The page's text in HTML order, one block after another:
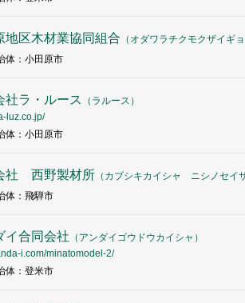
地区木材業協同組合 （ オダワラチクモクザイギ
体：小田原市
社ラ・ルース （ ラルース ）
luz.co.jp/
体：小田原市
社 西野製材所（ カブシキカイシャ ニシノセイ
体：飛騨市
イ合同会社 （ アンダイゴウドウカイシャ ）
i.com/minatomodel-2/
体：登米市